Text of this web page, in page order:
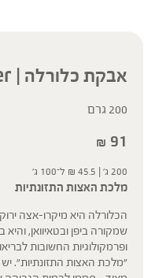
אבקת כלורלה | Chllorella Powder
200 גרם
₪ 91
200 ג' | ₪ 45.5 ל־100 ג'
מלכת האצות התזונתיות
הכלורלה היא מיקרו-אצה
שמקורה ביפן ובטאיוואן, והיא
ופרמקולוגיות החשובות
"מלכת האצות התזונתיות".